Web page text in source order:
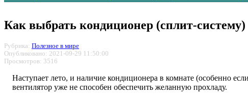
Как выбрать кондиционер (сплит-систему)
Рубрика: Полезное в мире
Опубликовано: 2021-09-29 11:50:00
Просмотров: 3516
Наступает лето, и наличие кондиционера в комнате (особенно
вентилятор уже не способен обеспечить желанную прохладу.